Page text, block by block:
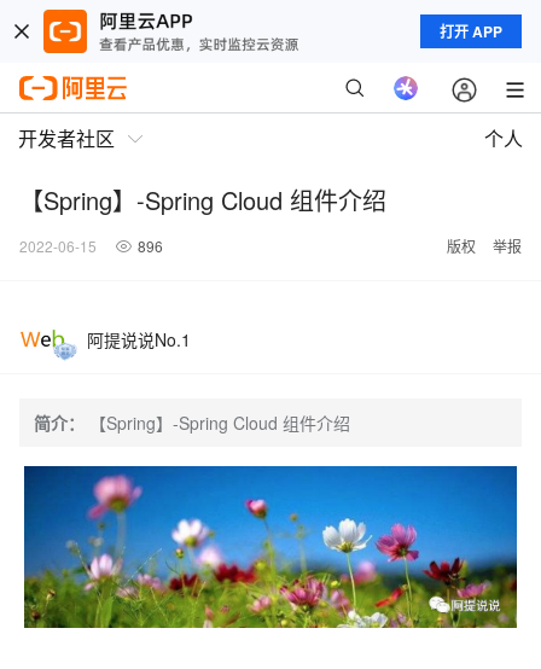
打开 APP
开发者社区 个人
【Spring】-Spring Cloud 组件介绍
2022-06-15 896 版权 举报
阿提说说No.1
简介： 【Spring】-Spring Cloud 组件介绍